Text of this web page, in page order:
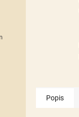
Popis